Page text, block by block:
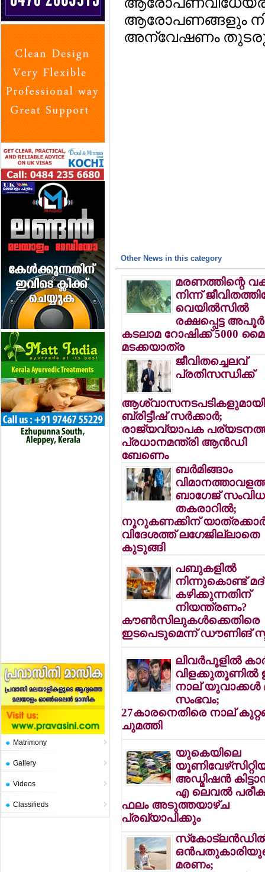
Matrimony
Gallery
Videos
Classifieds
ആരോപണങ്ങളും
അന്വേഷണം
Other News in this category
മരണത്തിന്റെ
നിന്ന്
വെയില്‍സില്‍
രക്ഷപ്പെട്ട
കടലാമ റോഷിക്ക് 5000
മടക്കയാത്ര
ജീവിതച്ചെലവ്
പ്രതിസന്ധിക്ക്
ആശ്വാസനടപടികളുമായി
ബ്രിട്ടീഷ് സര്‍ക്കാര്‍;
രാജ്യവ്യാപക
പ്രധാനമന്ത്രി ആന്‍ഡി
ബേണെം
ബര്‍മിങ്ങാം
ബാഗേജ്
തകരാറില്‍;
നൂറുകണക്കിന്
വിദേശത്ത് ലഗേജില്ലാതെ
കുടുങ്ങി
പബുകളില്‍
നിന്നുകൊണ്ട്
കഴിക്കുന്നതിന്
നിയന്ത്രണം?
കൗണ്‍സിലുകള്‍ക്കെതിരെ
ഇടപെടുമെന്ന് ഡൗണിങ്
ലിവര്‍പൂളില്‍
വിളക്കുതൂണില്‍
നാല് യുവാക്കള്‍
സംഭവം;
27കാരനെതിരെ നാല്
ചുമത്തി
യുകെയിലെ
അഡ്മിഷന്‍
എ ലെവല്‍
ഫലം അടുത്തയാഴ്ച
പ്രഖ്യാപിക്കും
മരണം;